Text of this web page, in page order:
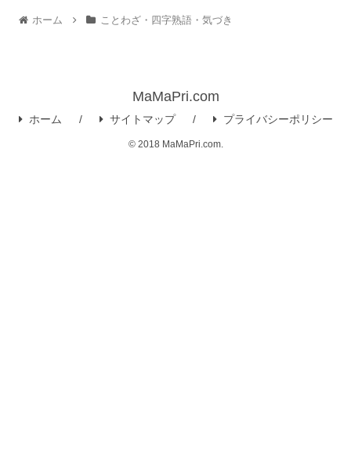
ホーム ことわざ・四字熟語・気づき
MaMaPri.com
ホーム サイトマップ プライバシーポリシー
© 2018 MaMaPri.com.